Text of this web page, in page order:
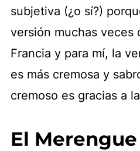
subjetiva (¿o sí?)
versión muchas veces
Francia y para mí, la
es más cremosa y
cremoso es gracias a
El Merengue